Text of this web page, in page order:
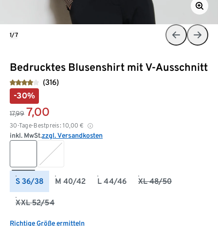
Bedrucktes Blusenshirt mit V-Ausschnitt
(316)
-30%
17,99 7,00
30-Tage-Bestpreis: 10,00 €
inkl. MwSt.zzgl. Versandkosten
S 36/38 M 40/42 L 44/46 XL 48/50
XXL 52/54
Richtige Größe ermitteln
1/7